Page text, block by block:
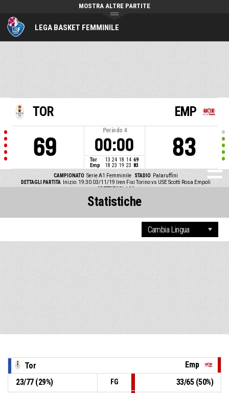
LEGA BASKET FEMMINILE
MOSTRA ALTRE PARTITE
TOR
69
Periodo 4
00:00
Tor 13 24 18 14 69
Emp
18 23 19 23 83
EMP
83
CAMPIONATO Serie A1 Femminile STADIO
Palaruffini
DETTAGLI PARTITA
Inizio: 19:30 03/11/19
Iren Fixi Torino vs USE Scotti Rosa Empoli
SPETTATORI 400
Statistiche
Tor
Emp
23/77(29%) FG 33/65(50%)